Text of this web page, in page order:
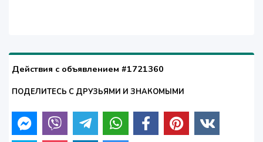
Действия с объявлением #1721360
ПОДЕЛИТЕСЬ С ДРУЗЬЯМИ И ЗНАКОМЫМИ